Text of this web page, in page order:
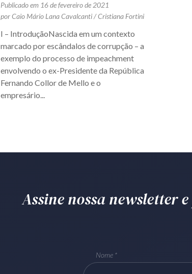
Publicado em 16 de fevereiro de 2021
por Caio Mário Lana Cavalcanti / Cristiana Fortini
I – IntroduçãoNascida em um contexto
marcado por escândalos de corrupção – a
exemplo do processo de impeachment
envolvendo o ex-Presidente da República
Fernando Collor de Mello e o
empresário...
Assine nossa newsletter
Nome